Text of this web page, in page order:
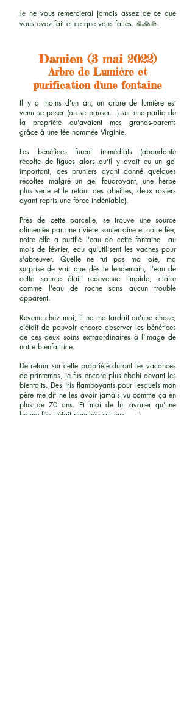
Je ne vous remercierai jamais assez de ce que
vous avez fait et ce que vous faites. 🙏🙏🙏
Damien (3 mai 2022)
Arbre de Lumière et
purification d'une fontaine
Il y a moins d'un an, un arbre de lumière est
venu se poser (ou se pauser...) sur une partie de
la propriété qu'avaient mes grands-parents
grâce à une fée nommée Virginie.
Les bénéfices furent immédiats (abondante
récolte de figues alors qu'il y avait eu un gel
important, des pruniers ayant donné quelques
récoltes malgré un gel foudroyant, une herbe
plus verte et le retour des abeilles, deux rosiers
ayant repris une force indéniable).
Près de cette parcelle, se trouve une source
alimentée par une rivière souterraine et notre fée,
notre elfe a purifié l'eau de cette fontaine au
mois de février, eau qu'utilisent les vaches pour
s'abreuver. Quelle ne fut pas ma joie, ma
surprise de voir que dès le lendemain, l'eau de
cette source était redevenue limpide, claire
comme l'eau de roche sans aucun trouble
apparent.
Revenu chez moi, il ne me tardait qu'une chose,
c'était de pouvoir encore observer les bénéfices
de ces deux soins extraordinaires à l'image de
notre bienfaitrice.
De retour sur cette propriété durant les vacances
de printemps, je fus encore plus ébahi devant les
bienfaits. Des iris flamboyants pour lesquels mon
père me dit ne les avoir jamais vu comme ça en
plus de 70 ans. Et moi de lui avouer qu'une
bonne fée s'était penchée sur eux... :-)